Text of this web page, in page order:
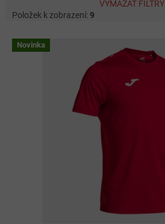
VYMAZAT FILTRY
Položek k zobrazení: 9
V Novinka